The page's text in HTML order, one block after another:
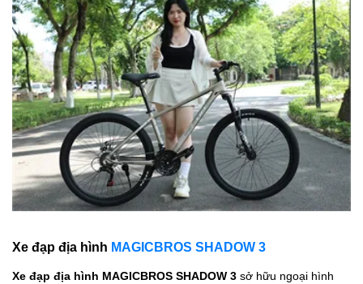
Xe đạp địa hình MAGICBROS SHADOW 3
Xe đạp địa hình MAGICBROS SHADOW 3 sở hữu ngoại hình